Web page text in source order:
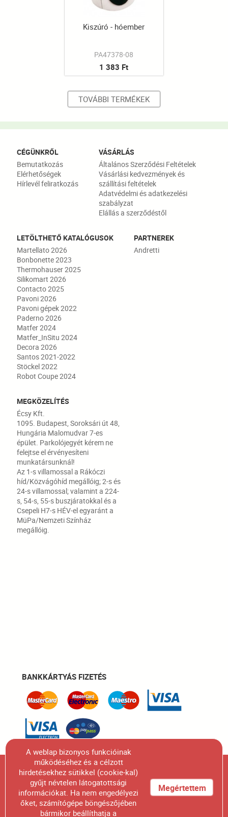
Kiszúró - hóember
PA47378-08
1 383 Ft
TOVÁBBI TERMÉKEK
CÉGÜNKRŐL
Bemutatkozás
Elérhetőségek
Hírlevél feliratkozás
VÁSÁRLÁS
Általános Szerződési Feltételek
Vásárlási kedvezmények és
szállítási feltételek
Adatvédelmi és adatkezelési
szabályzat
Elállás a szerződéstől
LETÖLTHETŐ KATALÓGUSOK
Martellato 2026
Bonbonette 2023
Thermohauser 2025
Silikomart 2026
Contacto 2025
Pavoni 2026
Pavoni gépek 2022
Paderno 2026
Matfer 2024
Matfer_InSitu 2024
Decora 2026
Santos 2021-2022
Stöckel 2022
Robot Coupe 2024
PARTNEREK
Andretti
MEGKÖZELÍTÉS
Écsy Kft.
1095. Budapest, Soroksári út 48,
Hungária Malomudvar 7-es
épület. Parkolójegyét kérem ne
felejtse el érvényesíteni
munkatársunknál!
Az 1-s villamossal a Rákóczi
híd/Közvágóhíd megállóig; 2-s és
24-s villamossal; valamint a 224-
s, 54-s, 55-s buszjáratokkal és a
Csepeli H7-s HÉV-el egyaránt a
MüPa/Nemzeti Színház
megállóig.
BANKKÁRTYÁS FIZETÉS
Figyelem! A honlapunkon szereplő összes termék
fényképének engedélyünk nélküli felhasználása,
sokszorosítása, kiadványban való megjelentetése
szigorúan tilos.
A weblap bizonyos funkcióinak
működéséhez és a célzott
hirdetésekhez sütikkel (cookie-kal)
gyűjt névtelen látogatottsági
információkat. Ha nem engedélyezi
őket, számítógépe böngészőjében
bármikor beállíthatja a
Megértettem